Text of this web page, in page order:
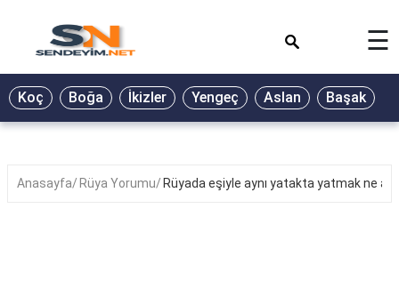
BİYOGRAFİ
GALERİ
☰
Koç Boğa İkizler Yengeç Aslan Başak
Anasayfa Rüya Yorumu Rüyada eşiyle aynı yatakta yatmak ne